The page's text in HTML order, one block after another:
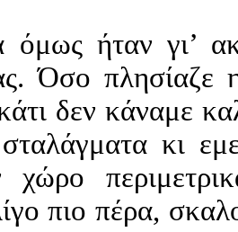
όμως ήταν γι’
Όσο πλησίαζε
δεν κάναμε
κι
χώρο
πιο πέρα,